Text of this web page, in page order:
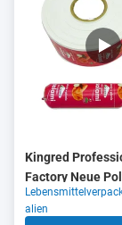
Kingred
Factory Neue
Wurstgehäuse
für Lebensmittel
alien